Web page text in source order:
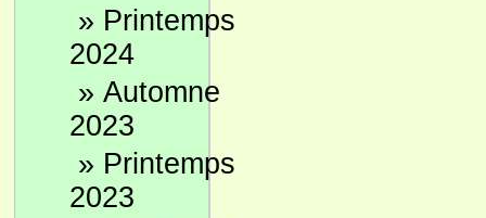
» Printemps
2024
» Automne
2023
» Printemps
2023